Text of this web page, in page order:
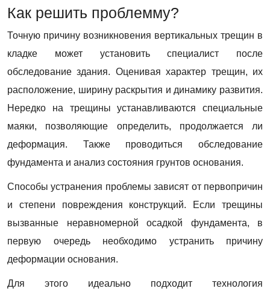
Как решить проблемму?
Точную причину возникновения вертикальных трещин в
кладке может установить специалист после
обследование здания. Оценивая характер трещин, их
расположение, ширину раскрытия и динамику развития.
Нередко на трещины устанавливаются специальные
маяки, позволяющие определить, продолжается ли
деформация. Также проводиться обследование
фундамента и анализ состояния грунтов основания.
Способы устранения проблемы зависят от первопричин
и степени повреждения конструкций. Если трещины
вызванные неравномерной осадкой фундамента, в
первую очередь необходимо устранить причину
деформации основания.
Для этого идеально подходит технология